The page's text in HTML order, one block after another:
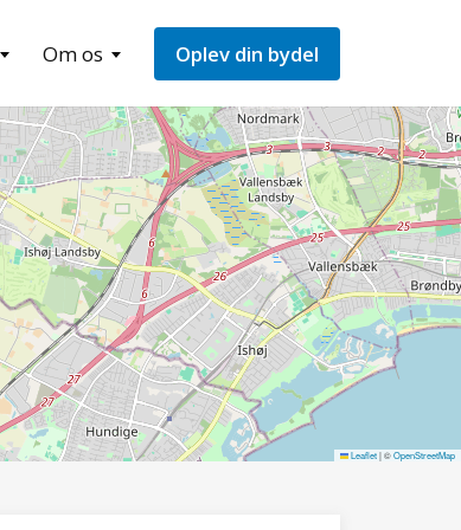
Om os Oplev din bydel
Leaflet|©OpenStreetMap